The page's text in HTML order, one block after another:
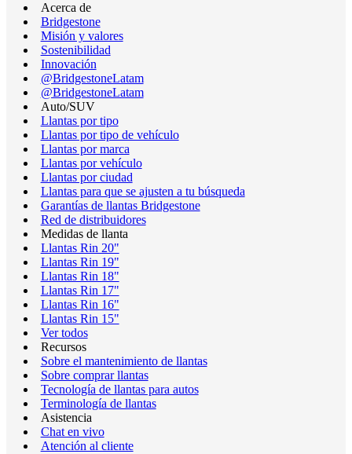
Acerca de
Bridgestone
Misión y valores
Sostenibilidad
Innovación
@BridgestoneLatam
@BridgestoneLatam
Auto/SUV
Llantas por tipo
Llantas por tipo de vehículo
Llantas por marca
Llantas por vehículo
Llantas por ciudad
Llantas para que se ajusten a tu búsqueda
Garantías de llantas Bridgestone
Red de distribuidores
Medidas de llanta
Llantas Rin 20"
Llantas Rin 19"
Llantas Rin 18"
Llantas Rin 17"
Llantas Rin 16"
Llantas Rin 15"
Ver todos
Recursos
Sobre el mantenimiento de llantas
Sobre comprar llantas
Tecnología de llantas para autos
Terminología de llantas
Asistencia
Chat en vivo
Atención al cliente